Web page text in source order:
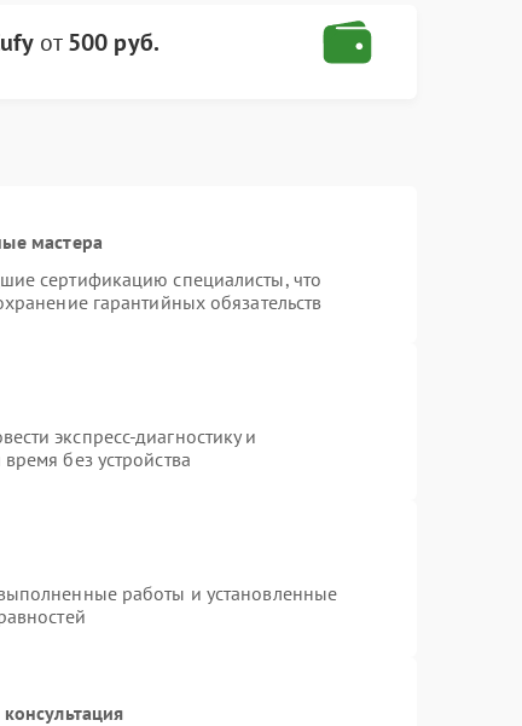
от500 руб.
мастера
сертификацию специалисты, что
гарантийных обязательств
экспресс-диагностику и
без устройства
работы и установленные